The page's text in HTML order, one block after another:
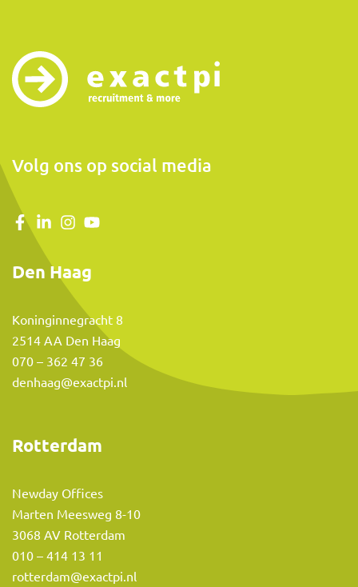
Volg ons op social media
Den Haag
Koninginnegracht 8
2514 AA Den Haag
070 – 362 47 36
denhaag@exactpi.nl
Rotterdam
Newday Offices
Marten Meesweg 8-10
3068 AV Rotterdam
010 – 414 13 11
rotterdam@exactpi.nl